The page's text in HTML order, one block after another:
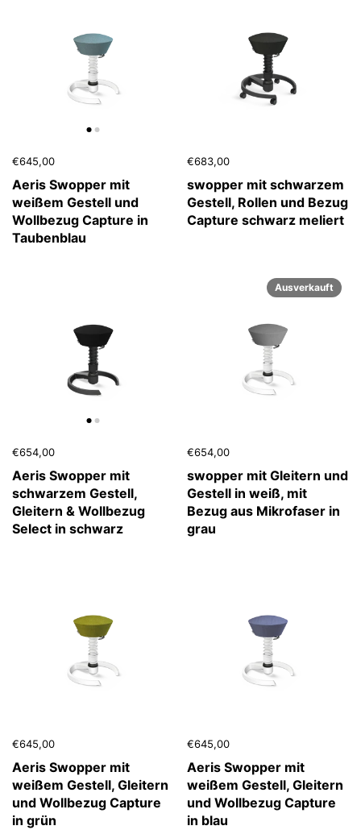
€645,00
Aeris Swopper mit
weißem Gestell und
Wollbezug Capture in
Taubenblau
€683,00
swopper mit schwarzem
Gestell, Rollen und Bezug
Capture schwarz meliert
€654,00
Aeris Swopper mit
schwarzem Gestell,
Gleitern & Wollbezug
Select in schwarz
€654,00
swopper mit Gleitern und
Gestell in weiß, mit
Bezug aus Mikrofaser in
grau
Ausverkauft
€645,00
Aeris Swopper mit
weißem Gestell, Gleitern
und Wollbezug Capture
in grün
€645,00
Aeris Swopper mit
weißem Gestell, Gleitern
und Wollbezug Capture
in blau